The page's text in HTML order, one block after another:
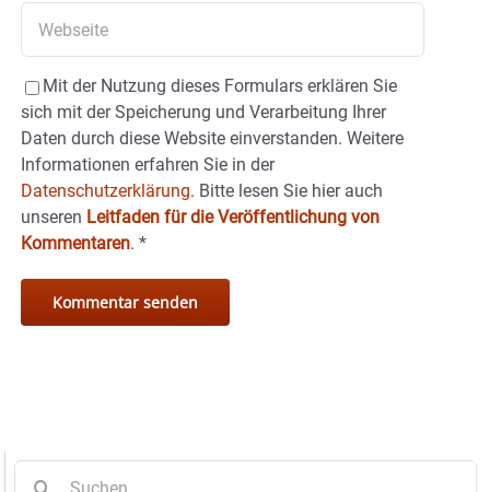
Mit der Nutzung dieses Formulars erklären Sie
sich mit der Speicherung und Verarbeitung Ihrer
Daten durch diese Website einverstanden. Weitere
Informationen erfahren Sie in der
Datenschutzerklärung. Bitte lesen Sie hier auch
unseren Leitfaden für die Veröffentlichung von
Kommentaren. *